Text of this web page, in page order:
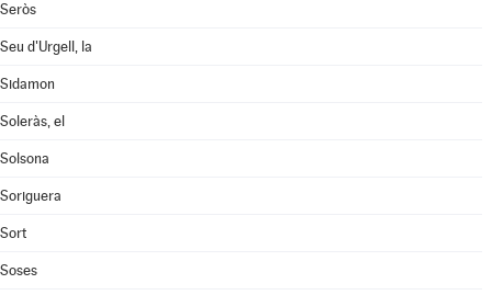
Seròs
Seu d'Urgell, la
Sidamon
Soleràs, el
Solsona
Soriguera
Sort
Soses